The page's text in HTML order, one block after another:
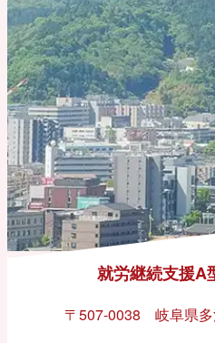
就労継続支援A
〒507-0038 岐阜県多